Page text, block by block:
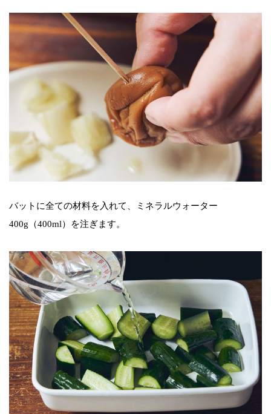
バットに全ての材料を入れて、ミネラルウォーター
400g（400ml）を注ぎます。